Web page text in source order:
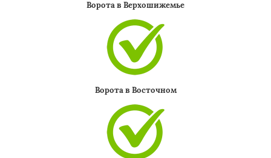
Ворота в Верхошижемье
Ворота в Восточном